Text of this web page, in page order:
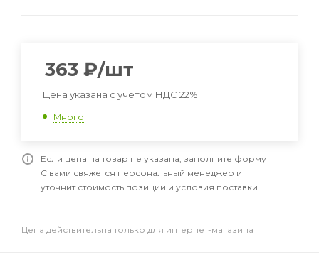
363 ₽/шт
Цена указана с учетом НДС 22%
Много
Если цена на товар не указана, заполните форму
С вами свяжется персональный менеджер и
уточнит стоимость позиции и условия поставки.
Цена действительна только для интернет-магазина